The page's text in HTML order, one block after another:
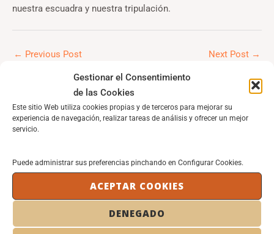
Gestionar el Consentimiento
de las Cookies
Este sitio Web utiliza cookies propias y de terceros para mejorar su
experiencia de navegación, realizar tareas de análisis y ofrecer un mejor
servicio.
Puede administrar sus preferencias pinchando en Configurar Cookies.
ACEPTAR COOKIES
DENEGADO
nuestra escuadra y nuestra tripulación.
← Previous Post Next Post →
Leave a Comment
Your email address will not be published.